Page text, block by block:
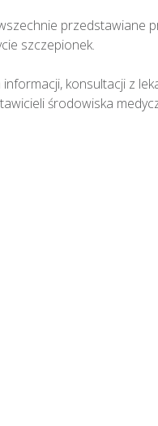
przedstawiane
szczepionek.
konsultacji z
środowiska